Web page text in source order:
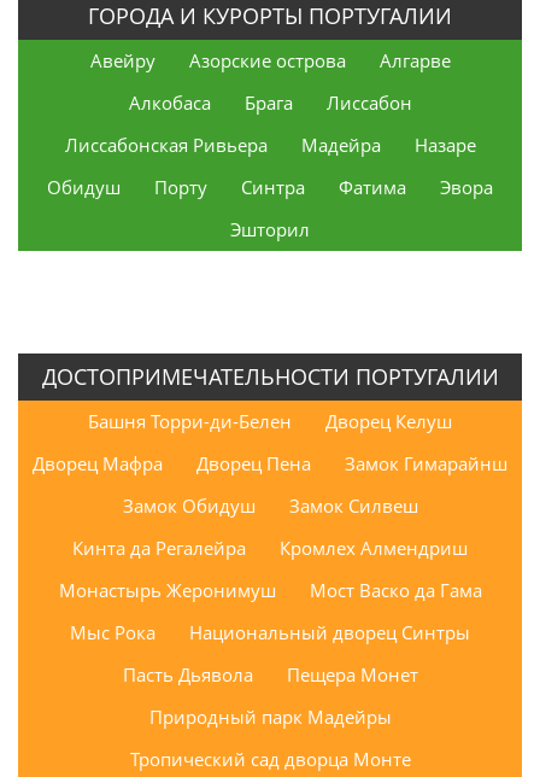
ГОРОДА И КУРОРТЫ ПОРТУГАЛИИ
Авейру Азорские острова
Алгарве
Алкобаса
Брага
Лиссабон
Лиссабонская Ривьера
Мадейра
Назаре
Обидуш
Порту Синтра Фатима
Эвора
Эшторил
ДОСТОПРИМЕЧАТЕЛЬНОСТИ ПОРТУГАЛИИ
Башня Торри-ди-Белен
Дворец Келуш
Дворец Мафра
Дворец Пена
Замок Гимарайнш
Замок Обидуш
Замок Силвеш
Кинта да Регалейра
Кромлех Алмендриш
Монастырь Жеронимуш
Мост Васко да Гама
Мыс Рока
Национальный дворец Синтры
Пасть Дьявола
Пещера Монет
Природный парк Мадейры
Тропический сад дворца Монте